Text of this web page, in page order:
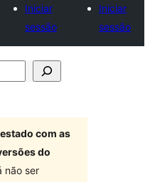
Iniciar
sessão
Iniciar
sessão
com as
do
não ser